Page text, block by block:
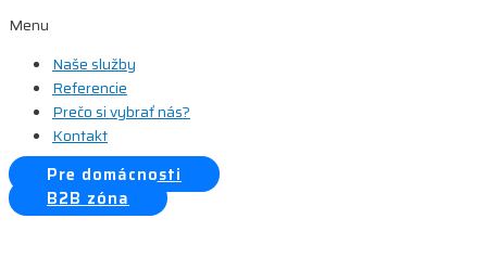
Menu
Naše služby
Referencie
Prečo si vybrať nás?
Kontakt
Pre domácnosti
B2B zóna